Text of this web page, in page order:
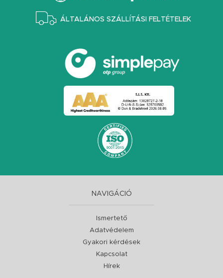
ÁLTALÁNOS SZÁLLÍTÁSI FELTÉTELEK
NAVIGÁCIÓ
Ismertető
Adatvédelem
Gyakori kérdések
Kapcsolat
Hírek